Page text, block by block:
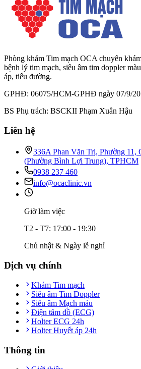
Phòng khám Tim mạch OCA chuyên
bệnh lý tim mạch, siêu âm tim doppler
áp, tiểu đường.
GPHĐ: 06075/HCM-GPHĐ ngày 07/9/
BS Phụ trách: BSCKII Phạm Xuân Hậu
Liên hệ
336A Phan Văn Trị, Phường 11,
(Phường Bình Lợi Trung), TPHCM
0938 237 460
info@ocaclinic.vn
Giờ làm việc
T2 - T7: 17:00 - 19:30
Chủ nhật & Ngày lễ nghỉ
Dịch vụ chính
Khám Tim mạch
Siêu âm Tim Doppler
Siêu âm Mạch máu
Điện tâm đồ (ECG)
Holter ECG 24h
Holter Huyết áp 24h
Thông tin